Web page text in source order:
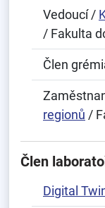
Vedoucí /
/ Fakulta
Člen
regionů /
Člen
Digital